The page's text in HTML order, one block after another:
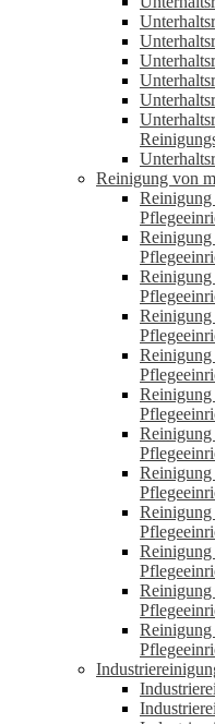
Reinigung von
Reinigung
Reinigung
Reinigung
Reinigung
Reinigung
Reinigung
Reinigung
Reinigung
Reinigung
Reinigung
Reinigung
Reinigung